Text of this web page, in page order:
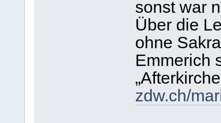
sonst war
Über die
ohne
Emmerich
zdw.ch/